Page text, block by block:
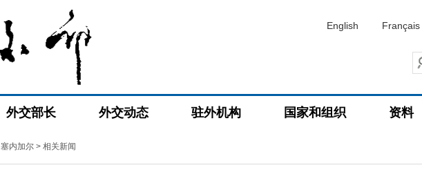
English Français
外交部长 外交动态 驻外机构 国家和组织 资料
塞内加尔 > 相关新闻